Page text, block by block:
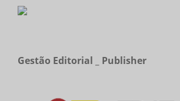
Gestão Editorial _ Publisher